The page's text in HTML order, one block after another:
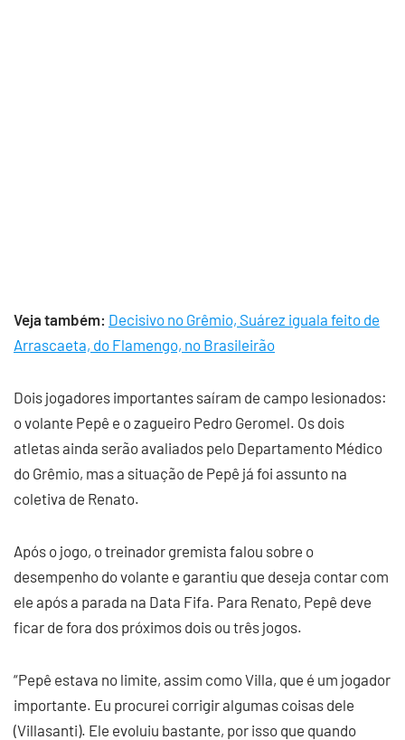
Veja também: Decisivo no Grêmio, Suárez iguala feito de
Arrascaeta, do Flamengo, no Brasileirão
Dois jogadores importantes saíram de campo lesionados:
o volante Pepê e o zagueiro Pedro Geromel. Os dois
atletas ainda serão avaliados pelo Departamento Médico
do Grêmio, mas a situação de Pepê já foi assunto na
coletiva de Renato.
Após o jogo, o treinador gremista falou sobre o
desempenho do volante e garantiu que deseja contar com
ele após a parada na Data Fifa. Para Renato, Pepê deve
ficar de fora dos próximos dois ou três jogos.
“Pepê estava no limite, assim como Villa, que é um jogador
importante. Eu procurei corrigir algumas coisas dele
(Villasanti). Ele evoluiu bastante, por isso que quando